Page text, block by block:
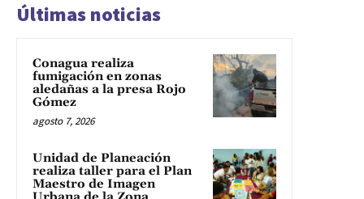
Últimas noticias
Conagua realiza
fumigación en zonas
aledañas a la presa Rojo
Gómez
agosto 7, 2026
Unidad de Planeación
realiza taller para el Plan
Maestro de Imagen